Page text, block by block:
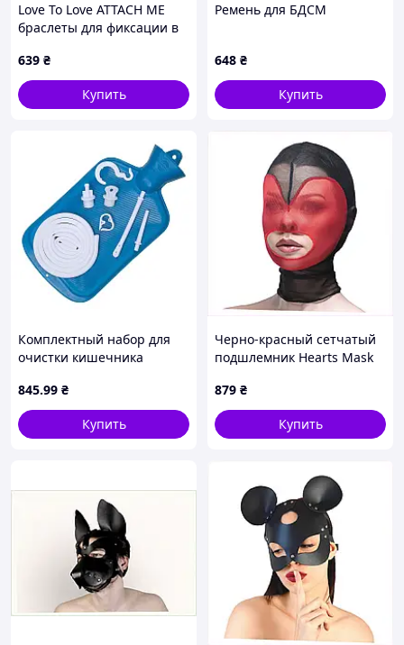
Love To Love ATTACH ME
браслеты для фиксации в
639 ₴
Купить
Ремень для БДСМ
648 ₴
Купить
Комплектный набор для
очистки кишечника
D7-2026
845.99 ₴
Купить
Черно-красный сетчатый
подшлемник Hearts Mask
879 ₴
Купить